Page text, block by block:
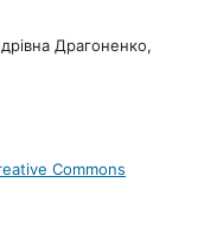
Драгоненко,
Commons